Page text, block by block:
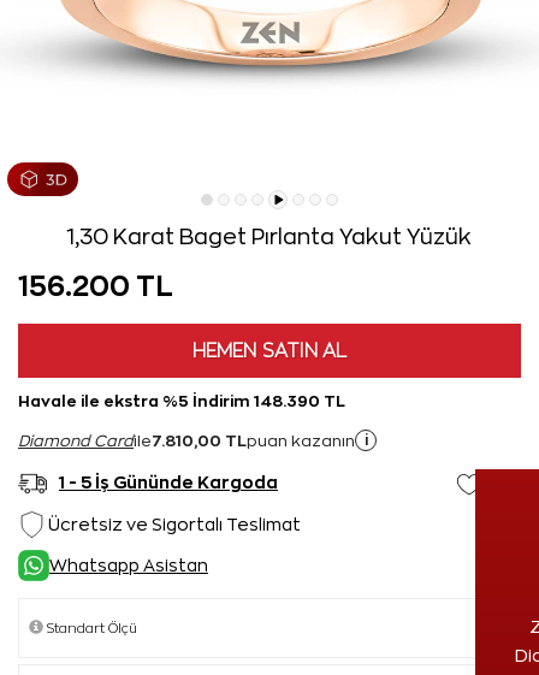
1,30 Karat Baget Pırlanta Yakut Yüzük
156.200 TL
HEMEN SATIN AL
Havale ile ekstra %5 İndirim 148.390 TL
Diamond Cardile7.810,00 TL puan kazanın i
1 - 5 İş Gününde Kargoda
Ücretsiz ve Sigortalı Teslimat
Whatsapp Asistan